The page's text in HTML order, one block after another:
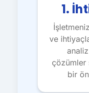
1.
ve
çözümler
bir